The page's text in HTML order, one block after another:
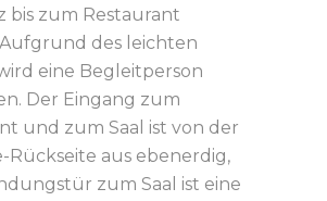
bis zum Restaurant
des leichten
eine Begleitperson
Der Eingang zum
und zum Saal ist von der
Rückseite aus ebenerdig,
zum Saal ist eine